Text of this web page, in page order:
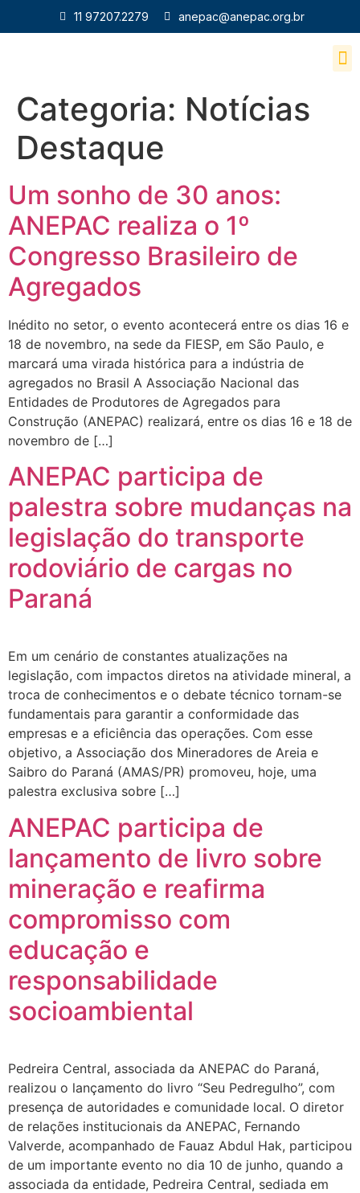
11 97207.2279 anepac@anepac.org.br
Categoria: Notícias
Destaque
Um sonho de 30 anos:
ANEPAC realiza o 1º
Congresso Brasileiro de
Agregados
Inédito no setor, o evento acontecerá entre os dias 16 e
18 de novembro, na sede da FIESP, em São Paulo, e
marcará uma virada histórica para a indústria de
agregados no Brasil A Associação Nacional das
Entidades de Produtores de Agregados para
Construção (ANEPAC) realizará, entre os dias 16 e 18 de
novembro de […]
ANEPAC participa de
palestra sobre mudanças na
legislação do transporte
rodoviário de cargas no
Paraná
Em um cenário de constantes atualizações na
legislação, com impactos diretos na atividade mineral, a
troca de conhecimentos e o debate técnico tornam-se
fundamentais para garantir a conformidade das
empresas e a eficiência das operações. Com esse
objetivo, a Associação dos Mineradores de Areia e
Saibro do Paraná (AMAS/PR) promoveu, hoje, uma
palestra exclusiva sobre […]
ANEPAC participa de
lançamento de livro sobre
mineração e reafirma
compromisso com
educação e
responsabilidade
socioambiental
Pedreira Central, associada da ANEPAC do Paraná,
realizou o lançamento do livro “Seu Pedregulho”, com
presença de autoridades e comunidade local. O diretor
de relações institucionais da ANEPAC, Fernando
Valverde, acompanhado de Fauaz Abdul Hak, participou
de um importante evento no dia 10 de junho, quando a
associada da entidade, Pedreira Central, sediada em